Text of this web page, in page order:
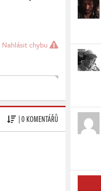
Nahlásit chybu
| 0 KOMENTÁŘŮ